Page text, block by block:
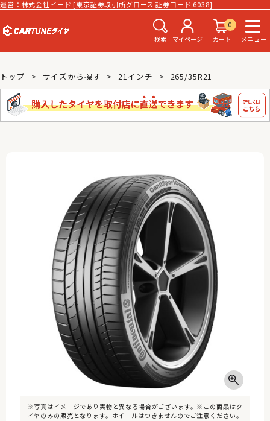
運営：株式会社イード [東京証券取引所グロース 証券コード 6038]
検索 マイページ
0
カート
メニュー
トップ サイズから探す 21インチ 265/35R21
※写真はイメージであり実物と異なる場合がございます。※この商品はタ
イヤのみの販売となります。ホイールはつきませんのでご注意ください。